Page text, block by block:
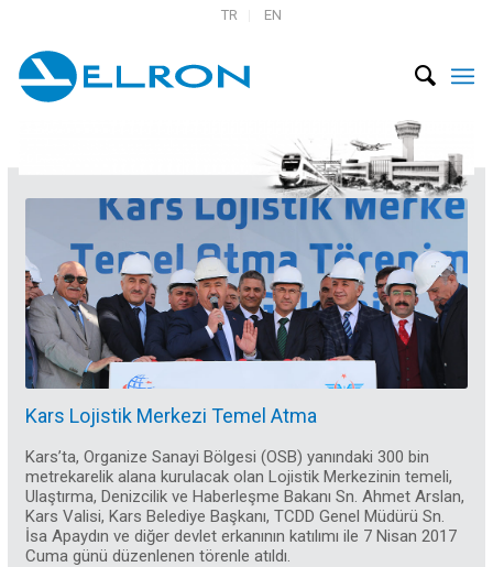
TR EN
Kars Lojistik Merkezi Temel Atma
Kars’ta, Organize Sanayi Bölgesi (OSB) yanındaki 300 bin
metrekarelik alana kurulacak olan Lojistik Merkezinin temeli,
Ulaştırma, Denizcilik ve Haberleşme Bakanı Sn. Ahmet Arslan,
Kars Valisi, Kars Belediye Başkanı, TCDD Genel Müdürü Sn.
İsa Apaydın ve diğer devlet erkanının katılımı ile 7 Nisan 2017
Cuma günü düzenlenen törenle atıldı.